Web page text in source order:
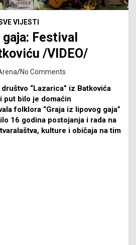
VIJESTI
Festival
/VIDEO/
No Comments
“Lazarica” iz Batkovića
put bilo je domaćin
folklora “Graja iz lipovog gaja”
16 godina postojanja i rada na
kulture i običaja na tim